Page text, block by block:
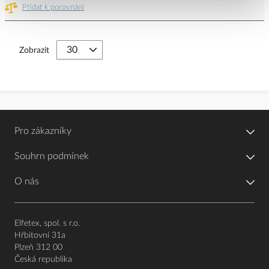
Přidat k porovnání
Zobrazit
Pro zákazníky
Souhrn podmínek
O nás
Elfetex, spol. s r.o.
Hřbitovní 31a
Plzeň 312 00
Česká republika